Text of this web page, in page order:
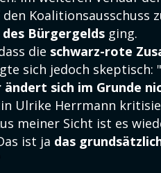
Koalitionsausschuss
Bürgergelds ging.
die schwarz-rote
sich jedoch skeptisch: "
sich im Grunde
Ulrike Herrmann
meiner Sicht ist es
ist ja das